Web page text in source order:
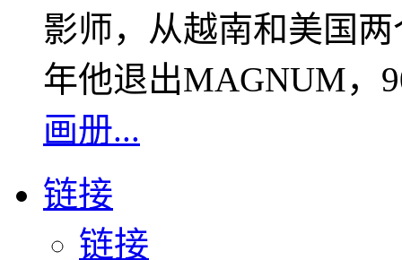
影师，从越南和美国
年他退出MAGNUM，
画册...
链接
链接